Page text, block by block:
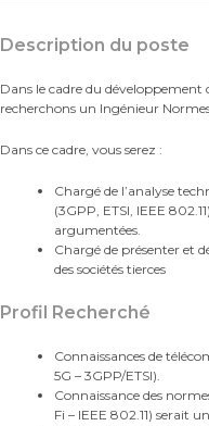
Description du poste
Dans le cadre du
recherchons un Ingénieur
Dans ce cadre, vous serez :
Chargé de l’analyse
(3GPP, ETSI, IEEE
argumentées.
Chargé de présenter et
des sociétés tierces
Profil Recherché
Connaissances de
5G – 3GPP/ETSI).
Connaissance des
Fi – IEEE 802.11) serait